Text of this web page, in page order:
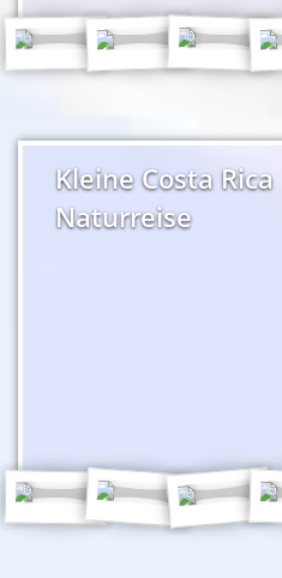
Kleine Costa Rica
Naturreise